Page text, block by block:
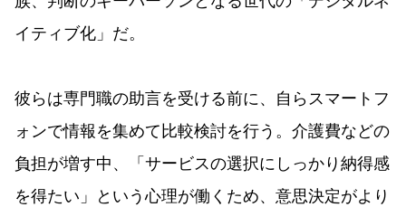
イティブ化」だ。
彼らは専門職の助言を受ける前に、自らスマートフ
ォンで情報を集めて比較検討を行う。介護費などの
負担が増す中、「サービスの選択にしっかり納得感
を得たい」という心理が働くため、意思決定がより